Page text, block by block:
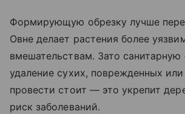
Формирующую обрезку лучше
Овне делает растения более
вмешательствам. Зато санитарную
удаление сухих, поврежденных
провести стоит — это укрепит
риск заболеваний.